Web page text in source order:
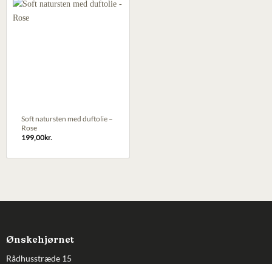
Soft natursten med duftolie –
Rose
199,00kr.
Ønskehjørnet
Rådhusstræde 15